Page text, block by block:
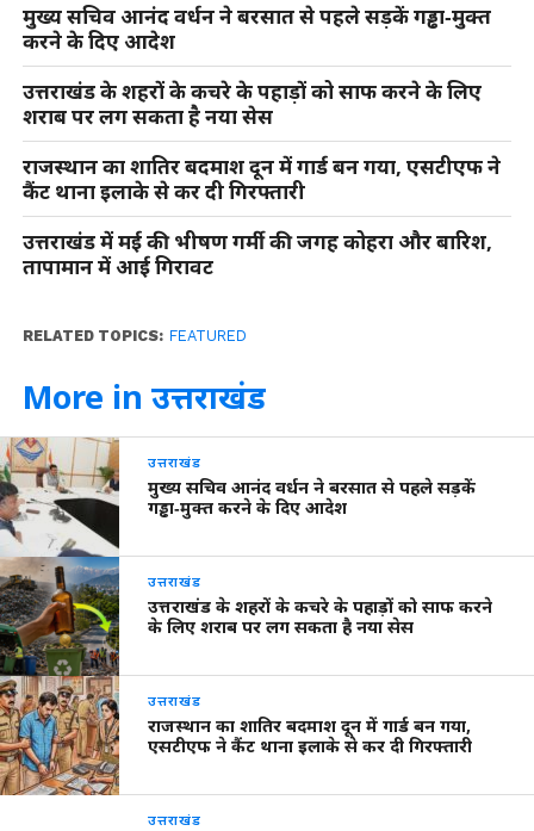
मुख्य सचिव आनंद वर्धन ने बरसात से पहले सड़कें गड्ढा‑मुक्त
करने के दिए आदेश
उत्तराखंड के शहरों के कचरे के पहाड़ों को साफ करने के लिए
शराब पर लग सकता है नया सेस
राजस्थान का शातिर बदमाश दून में गार्ड बन गया, एसटीएफ ने
कैंट थाना इलाके से कर दी गिरफ्तारी
उत्तराखंड में मई की भीषण गर्मी की जगह कोहरा और बारिश,
तापामान में आई गिरावट
RELATED TOPICS: FEATURED
More in उत्तराखंड
उत्तराखंड
मुख्य सचिव आनंद वर्धन ने बरसात से पहले सड़कें
गड्ढा‑मुक्त करने के दिए आदेश
उत्तराखंड
उत्तराखंड के शहरों के कचरे के पहाड़ों को साफ करने
के लिए शराब पर लग सकता है नया सेस
उत्तराखंड
राजस्थान का शातिर बदमाश दून में गार्ड बन गया,
एसटीएफ ने कैंट थाना इलाके से कर दी गिरफ्तारी
उत्तराखंड